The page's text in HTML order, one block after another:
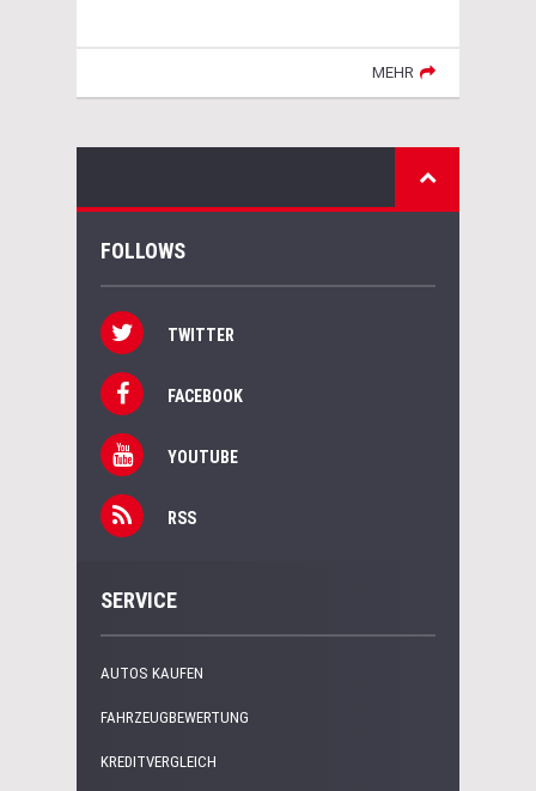
MEHR
FOLLOWS
TWITTER
FACEBOOK
YOUTUBE
RSS
SERVICE
AUTOS KAUFEN
FAHRZEUGBEWERTUNG
KREDITVERGLEICH